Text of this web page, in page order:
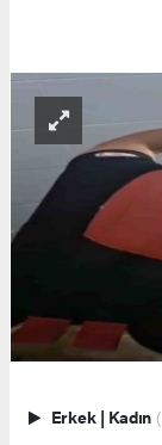
Erkek | Kadın